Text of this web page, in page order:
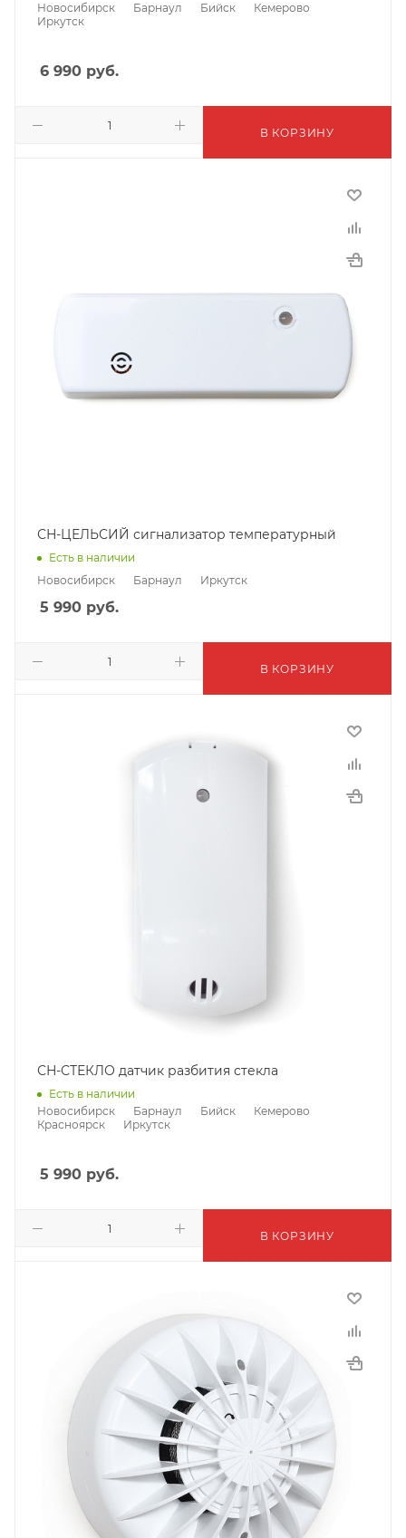
Новосибирск
Барнаул Бийск
Кемерово
Иркутск
6 990 руб.
В КОРЗИНУ
СН-ЦЕЛЬСИЙ сигнализатор температурный
Есть в наличии
Новосибирск
Барнаул Иркутск
5 990 руб.
В КОРЗИНУ
СН-СТЕКЛО датчик разбития стекла
Есть в наличии
Новосибирск
Барнаул Бийск
Кемерово
Красноярск
Иркутск
5 990 руб.
В КОРЗИНУ